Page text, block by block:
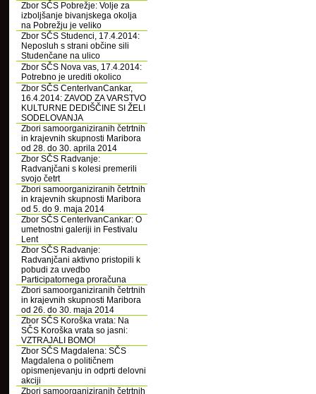
Zbor SČS Pobrežje: Volje za
izboljšanje bivanjskega okolja
na Pobrežju je veliko
Zbor SČS Studenci, 17.4.2014:
Neposluh s strani občine sili
Studenčane na ulico
Zbor SČS Nova vas, 17.4.2014:
Potrebno je urediti okolico
Zbor SČS CenterIvanCankar,
16.4.2014: ZAVOD ZA VARSTVO
KULTURNE DEDIŠČINE SI ŽELI
SODELOVANJA
Zbori samoorganiziranih četrtnih
in krajevnih skupnosti Maribora
od 28. do 30. aprila 2014
Zbor SČS Radvanje:
Radvanjčani s kolesi premerili
svojo četrt
Zbori samoorganiziranih četrtnih
in krajevnih skupnosti Maribora
od 5. do 9. maja 2014
Zbor SČS CenterIvanCankar: O
umetnostni galeriji in Festivalu
Lent
Zbor SČS Radvanje:
Radvanjčani aktivno pristopili k
pobudi za uvedbo
Participatornega proračuna
Zbori samoorganiziranih četrtnih
in krajevnih skupnosti Maribora
od 26. do 30. maja 2014
Zbor SČS Koroška vrata: Na
SČS Koroška vrata so jasni:
VZTRAJALI BOMO!
Zbor SČS Magdalena: SČS
Magdalena o političnem
opismenjevanju in odprti delovni
akciji
Zbori samoorganiziranih četrtnih